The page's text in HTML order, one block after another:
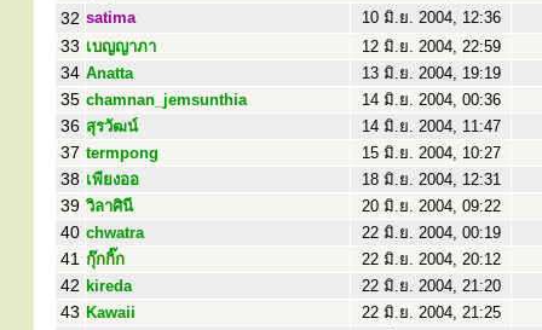
32 satima 10 มิ.ย. 2004, 12:36
33 เบญญาภา 12 มิ.ย. 2004, 22:59
34 Anatta 13 มิ.ย. 2004, 19:19
35 chamnan_jemsunthia 14 มิ.ย. 2004, 00:36
36 สุรวัฒน์ 14 มิ.ย. 2004, 11:47
37 termpong 15 มิ.ย. 2004, 10:27
38 เพียงออ 18 มิ.ย. 2004, 12:31
39 วิลาศินี 20 มิ.ย. 2004, 09:22
40 chwatra 22 มิ.ย. 2004, 00:19
41 กุ๊กกิ๊ก 22 มิ.ย. 2004, 20:12
42 kireda 22 มิ.ย. 2004, 21:20
43 Kawaii 22 มิ.ย. 2004, 21:25